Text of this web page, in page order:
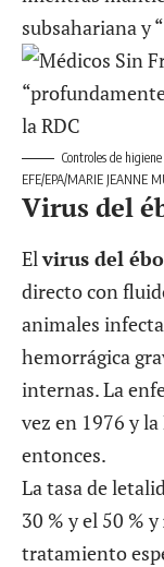
subsahariana y
Controles de
EFE/EPA/MARIE JEANNE
Virus del
Elvirus del
directo con
animales
hemorrágica
internas. La
vez en 1976 y
entonces.
La tasa de
30 % y el 50 % y
tratamiento